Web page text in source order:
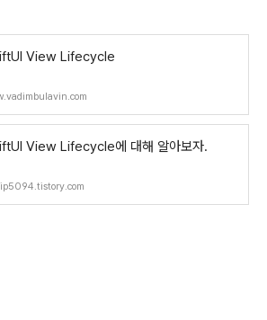
View Lifecycle
View Lifecycle에 대해 알아보자.